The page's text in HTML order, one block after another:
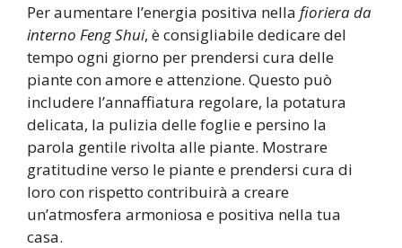
Per aumentare l’energia positiva nella fioriera da
interno Feng Shui, è consigliabile dedicare del
tempo ogni giorno per prendersi cura delle
piante con amore e attenzione. Questo può
includere l’annaffiatura regolare, la potatura
delicata, la pulizia delle foglie e persino la
parola gentile rivolta alle piante. Mostrare
gratitudine verso le piante e prendersi cura di
loro con rispetto contribuirà a creare
un’atmosfera armoniosa e positiva nella tua
casa.